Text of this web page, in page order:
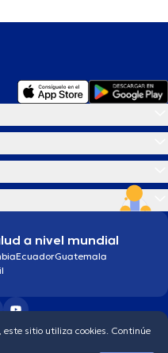
a nivel mundial
EcuadorGuatemala
de los datos personales
sitio utiliza cookies. Continúe